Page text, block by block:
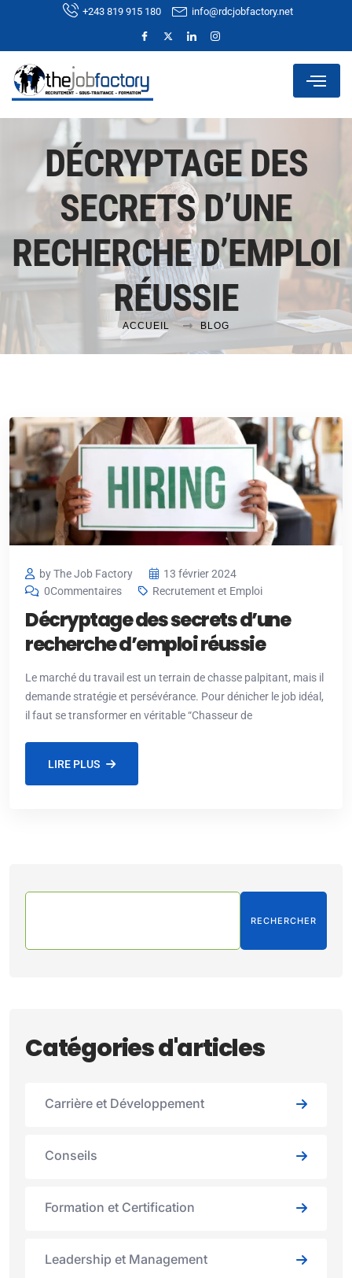
+243 819 915 180 info@rdcjobfactory.net
DÉCRYPTAGE DES
SECRETS D’UNE
RECHERCHE D’EMPLOI
RÉUSSIE
ACCUEIL BLOG
by The Job Factory
13 février 2024
0Commentaires
Recrutement et Emploi
Décryptage des secrets d’une
recherche d’emploi réussie
Le marché du travail est un terrain de chasse palpitant, mais il
demande stratégie et persévérance. Pour dénicher le job idéal,
il faut se transformer en véritable “Chasseur de
LIRE PLUS
RECHERCHER
Catégories d'articles
Carrière et Développement
Conseils
Formation et Certification
Leadership et Management